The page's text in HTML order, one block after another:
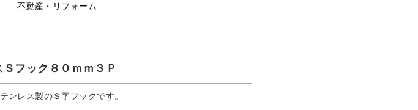
不動産・リフォーム
フック８０ｍｍ３Ｐ
ンレス製のＳ字フックです。